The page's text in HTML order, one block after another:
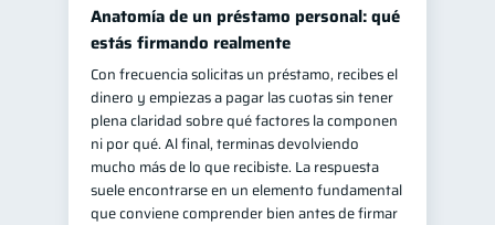
Organización Financiera 10
Deudas 10
Entidad financiera 8
Préstamos 8 Ahorro 8
Consejos
Tarjeta de crédito 6
Anatomía de un préstamo personal: qué
estás firmando realmente
Con frecuencia solicitas un préstamo, recibes el
dinero y empiezas a pagar las cuotas sin tener
plena claridad sobre qué factores la componen
ni por qué. Al final, terminas devolviendo
mucho más de lo que recibiste. La respuesta
suele encontrarse en un elemento fundamental
que conviene comprender bien antes de firmar